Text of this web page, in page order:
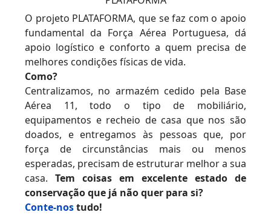
O projeto PLATAFORMA, que se faz com o apoio
fundamental da Força Aérea Portuguesa, dá
apoio logístico e conforto a quem precisa de
melhores condições físicas de vida.
Como?
Centralizamos, no armazém cedido pela Base
Aérea 11, todo o tipo de mobiliário,
equipamentos e recheio de casa que nos são
doados, e entregamos às pessoas que, por
força de circunstâncias mais ou menos
esperadas, precisam de estruturar melhor a sua
casa. Tem coisas em excelente estado de
conservação que já não quer para si?
Conte-nostudo!